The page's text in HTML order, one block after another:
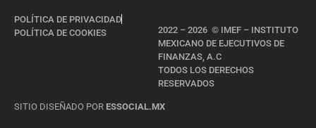
2022 – 2026 © IMEF – INSTITUTO
MEXICANO DE EJECUTIVOS DE
FINANZAS, A.C
TODOS LOS DERECHOS
RESERVADOS
POLÍTICA DE PRIVACIDAD
POLÍTICA DE COOKIES
SITIO DISEÑADO POR ESSOCIAL.MX